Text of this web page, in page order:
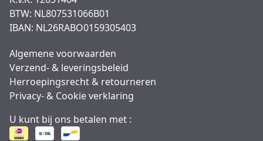
BTW: NL807531066B01
IBAN: NL26RABO0159305403
Algemene voorwaarden
Verzend- & leveringsbeleid
Herroepingsrecht & retourneren
Privacy- & Cookie verklaring
U kunt bij ons betalen met :